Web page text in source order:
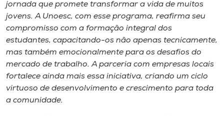
jornada que promete transformar a vida de muitos
jovens. A Unoesc, com esse programa, reafirma seu
compromisso com a formação integral dos
estudantes, capacitando-os não apenas tecnicamente,
mas também emocionalmente para os desafios do
mercado de trabalho. A parceria com empresas locais
fortalece ainda mais essa iniciativa, criando um ciclo
virtuoso de desenvolvimento e crescimento para toda
a comunidade.